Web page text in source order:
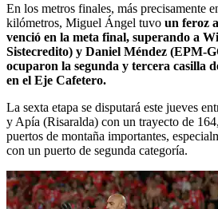
En los metros finales, más precisamente
kilómetros, Miguel Ángel tuvo un feroz
venció en la meta final, superando a
Sistecredito) y Daniel Méndez (EPM-
ocuparon la segunda y tercera casilla
en el Eje Cafetero.
La sexta etapa se disputará este jueves
y Apía (Risaralda) con un trayecto de
puertos de montaña importantes,
con un puerto de segunda categoría.